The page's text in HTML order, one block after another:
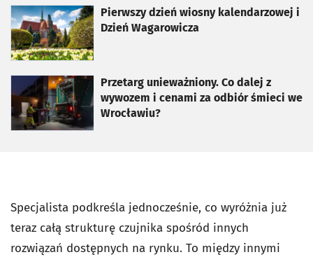
Pierwszy dzień wiosny kalendarzowej i
Dzień Wagarowicza
otworzy się w nowej karcie
Przetarg unieważniony. Co dalej z
wywozem i cenami za odbiór śmieci we
Wrocławiu?
otworzy się w nowej karcie
Specjalista podkreśla jednocześnie, co wyróżnia już
teraz całą strukturę czujnika spośród innych
rozwiązań dostępnych na rynku. To między innymi